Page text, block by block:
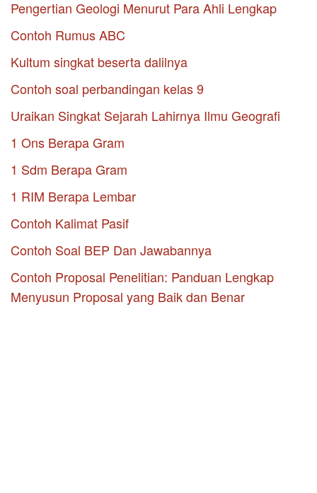
Pengertian Geologi Menurut Para Ahli Lengkap
Contoh Rumus ABC
Kultum singkat beserta dalilnya
Contoh soal perbandingan kelas 9
Uraikan Singkat Sejarah Lahirnya Ilmu Geografi
1 Ons Berapa Gram
1 Sdm Berapa Gram
1 RIM Berapa Lembar
Contoh Kalimat Pasif
Contoh Soal BEP Dan Jawabannya
Contoh Proposal Penelitian: Panduan Lengkap
Menyusun Proposal yang Baik dan Benar